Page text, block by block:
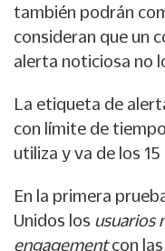
también podrán
consideran que un
alerta noticiosa no
La etiqueta de
con límite de
utiliza y va de los
En la primera
Unidos los usuarios
engagementcon